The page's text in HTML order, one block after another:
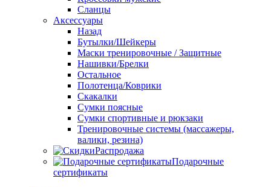
Сланцы
Аксессуары
Назад
Бутылки/Шейкеры
Маски тренировочные / Защитные
Нашивки/Брелки
Остальное
Полотенца/Коврики
Скакалки
Сумки поясные
Сумки спортивные и рюкзаки
Тренировочные системы (массажеры,
валики, резина)
Распродажа
Подарочные
сертификаты